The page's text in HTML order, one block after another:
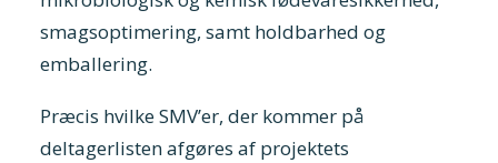
smagsoptimering, samt holdbarhed og
emballering.
Præcis hvilke SMV’er, der kommer på
deltagerlisten afgøres af projektets